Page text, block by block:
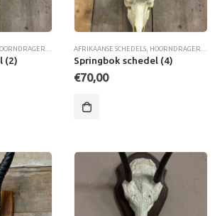
, SCHEDELS & GEWEIEN
(2)
AFRIKAANSE SCHEDELS, HOORNDRAGERS ,
Springbok schedel (4)
€70,00